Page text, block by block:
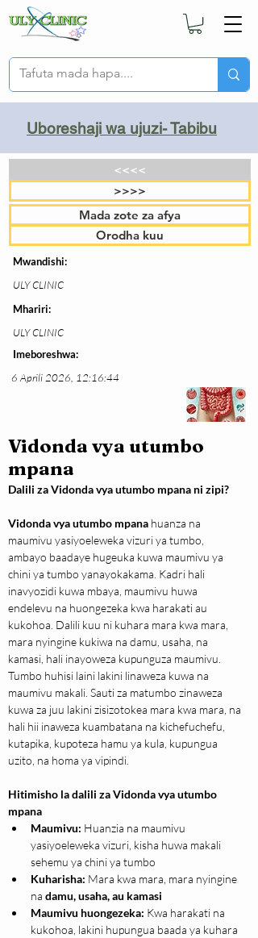
Uboreshaji wa ujuzi- Tabibu
<<<<
>>>>
Mada zote za afya
Orodha kuu
Mwandishi:
ULY CLINIC
Mhariri:
ULY CLINIC
Imeboreshwa:
6 Aprili 2026, 12:16:44
Vidonda vya utumbo
mpana
Dalili za Vidonda vya utumbo mpana ni zipi?
Vidonda vya utumbo mpana huanza na
maumivu yasiyoeleweka vizuri ya tumbo,
ambayo baadaye hugeuka kuwa maumivu ya
chini ya tumbo yanayokakama. Kadri hali
inavyozidi kuwa mbaya, maumivu huwa
endelevu na huongezeka kwa harakati au
kukohoa. Dalili kuu ni kuhara mara kwa mara,
mara nyingine kukiwa na damu, usaha, na
kamasi, hali inayoweza kupunguza maumivu.
Tumbo huhisi laini lakini linaweza kuwa na
maumivu makali. Sauti za matumbo zinaweza
kuwa za juu lakini zisizotokea mara kwa mara, na
hali hii inaweza kuambatana na kichefuchefu,
kutapika, kupoteza hamu ya kula, kupungua
uzito, na homa ya vipindi.
Hitimisho la dalili za Vidonda vya utumbo
mpana
Maumivu: Huanzia na maumivu
yasiyoeleweka vizuri, kisha huwa makali
sehemu ya chini ya tumbo
Kuharisha: Mara kwa mara, mara nyingine
na damu, usaha, au kamasi
Maumivu huongezeka: Kwa harakati na
kukohoa, lakini hupungua baada ya kuhara